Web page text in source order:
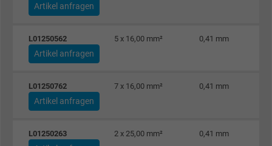
Zweck
Cookie von Facebook für Website-Analyse,
Name fr, Facebook Pixel
Anbieter Facebook Ireland Ltd.
Cookie von Facebook für Website-Analyse,
Artikel anfragen
L01250562 5 x 16,00 mm² 0,41 mm
Artikel anfragen
L01250762 7 x 16,00 mm² 0,41 mm
Artikel anfragen
L01250263 2 x 25,00 mm² 0,41 mm